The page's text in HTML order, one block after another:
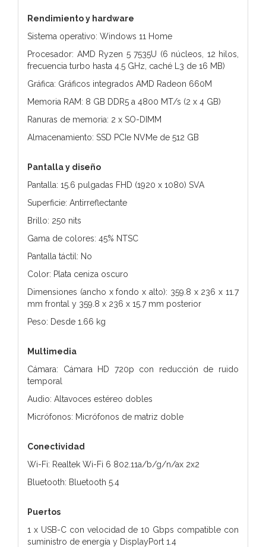
Rendimiento y hardware
Sistema operativo: Windows 11 Home
Procesador: AMD Ryzen 5 7535U (6 núcleos, 12 hilos,
frecuencia turbo hasta 4.5 GHz, caché L3 de 16 MB)
Gráfica: Gráficos integrados AMD Radeon 660M
Memoria RAM: 8 GB DDR5 a 4800 MT/s (2 x 4 GB)
Ranuras de memoria: 2 x SO-DIMM
Almacenamiento: SSD PCIe NVMe de 512 GB
Pantalla y diseño
Pantalla: 15.6 pulgadas FHD (1920 x 1080) SVA
Superficie: Antirreflectante
Brillo: 250 nits
Gama de colores: 45% NTSC
Pantalla táctil: No
Color: Plata ceniza oscuro
Dimensiones (ancho x fondo x alto): 359.8 x 236 x 11.7
mm frontal y 359.8 x 236 x 15.7 mm posterior
Peso: Desde 1.66 kg
Multimedia
Cámara: Cámara HD 720p con reducción de ruido
temporal
Audio: Altavoces estéreo dobles
Micrófonos: Micrófonos de matriz doble
Conectividad
Wi-Fi: Realtek Wi-Fi 6 802.11a/b/g/n/ax 2x2
Bluetooth: Bluetooth 5.4
Puertos
1 x USB-C con velocidad de 10 Gbps compatible con
suministro de energía y DisplayPort 1.4